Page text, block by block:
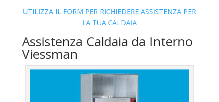
UTILIZZA IL FORM PER RICHIEDERE ASSISTENZA PER
LA TUA CALDAIA
Assistenza Caldaia da Interno
Viessman